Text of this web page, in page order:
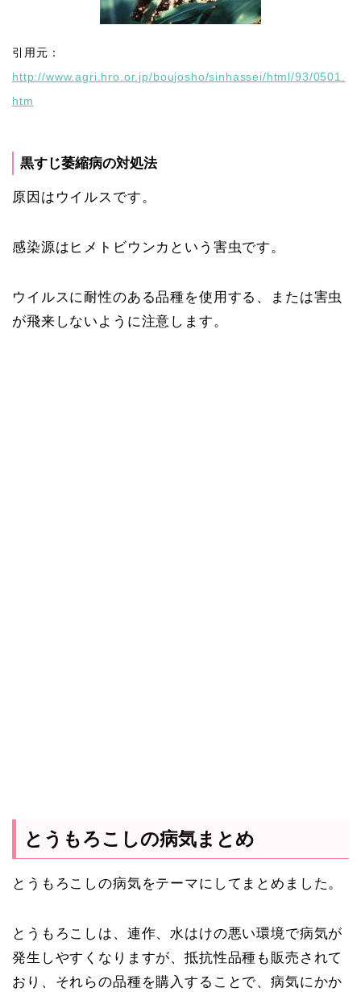
引用元：
http://www.agri.hro.or.jp/boujosho/sinhassei/html/93/0501.
htm
黒すじ萎縮病の対処法
原因はウイルスです。
感染源はヒメトビウンカという害虫です。
ウイルスに耐性のある品種を使用する、または害虫
が飛来しないように注意します。
とうもろこしの病気まとめ
とうもろこしの病気をテーマにしてまとめました。
とうもろこしは、連作、水はけの悪い環境で病気が
発生しやすくなりますが、抵抗性品種も販売されて
おり、それらの品種を購入することで、病気にかか